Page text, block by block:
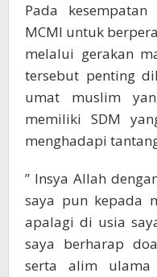
Pada
MCMI untuk
melalui gerakan
tersebut penting
umat muslim
memiliki SDM
menghadapi
” Insya Allah
saya pun kepada
apalagi di usia
saya berharap
serta alim